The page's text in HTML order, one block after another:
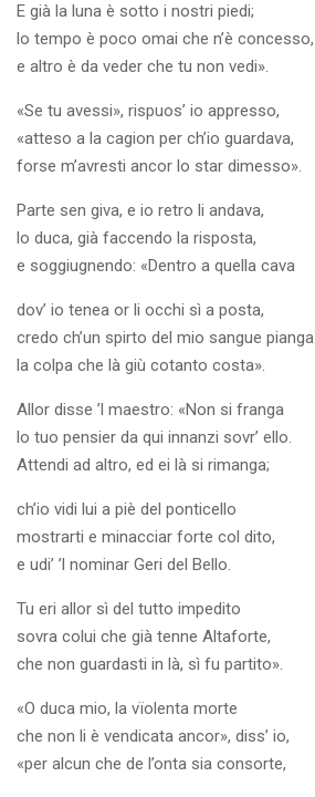
E già la luna è sotto i nostri piedi;
lo tempo è poco omai che n’è concesso,
e altro è da veder che tu non vedi».
«Se tu avessi», rispuos’ io appresso,
«atteso a la cagion per ch’io guardava,
forse m’avresti ancor lo star dimesso».
Parte sen giva, e io retro li andava,
lo duca, già faccendo la risposta,
e soggiugnendo: «Dentro a quella cava
dov’ io tenea or li occhi sì a posta,
credo ch’un spirto del mio sangue pianga
la colpa che là giù cotanto costa».
Allor disse ’l maestro: «Non si franga
lo tuo pensier da qui innanzi sovr’ ello.
Attendi ad altro, ed ei là si rimanga;
ch’io vidi lui a piè del ponticello
mostrarti e minacciar forte col dito,
e udi’ ’l nominar Geri del Bello.
Tu eri allor sì del tutto impedito
sovra colui che già tenne Altaforte,
che non guardasti in là, sì fu partito».
«O duca mio, la vïolenta morte
che non li è vendicata ancor», diss’ io,
«per alcun che de l’onta sia consorte,